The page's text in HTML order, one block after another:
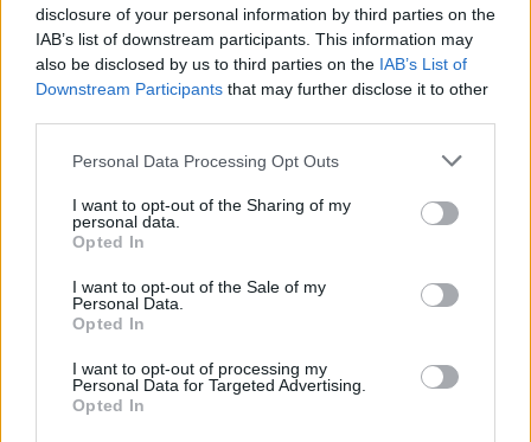
disclosure of your personal information by third parties on the
IAB’s list of downstream participants. This information may
also be disclosed by us to third parties on the IAB’s List of
Downstream Participants that may further disclose it to other
Please note that this website/app uses one or more Google
not limited to your visit or usage behaviour. You may click to
grant or deny consent to Google and its third-party tags to
use your data for below specified purposes in below Google
consent section.
Personal Data Processing Opt Outs
I want to opt-out of the Sharing of my
personal data.
Opted In
I want to opt-out of the Sale of my
Personal Data.
Opted In
I want to opt-out of processing my
Personal Data for Targeted Advertising.
Opted In
LAHSA # KAREN BASS